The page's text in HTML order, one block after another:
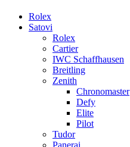
Rolex
Satovi
Rolex
Cartier
IWC Schaffhausen
Breitling
Zenith
Chronomaster
Defy
Elite
Pilot
Tudor
Panerai